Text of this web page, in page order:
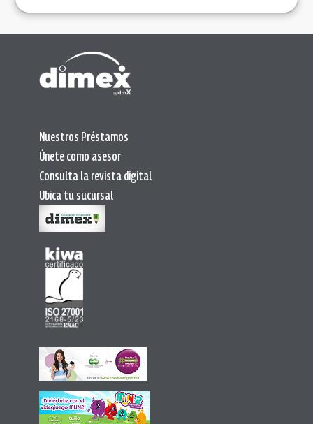
Nuestros Préstamos
Únete como asesor
Consulta la revista digital
Ubica tu sucursal